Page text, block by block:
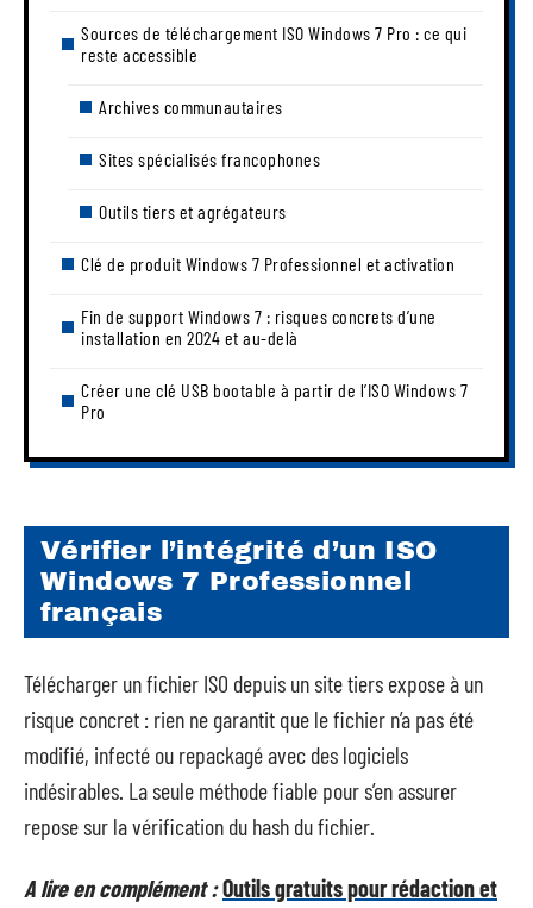
Sources de téléchargement ISO Windows 7 Pro : ce qui
reste accessible
Archives communautaires
Sites spécialisés francophones
Outils tiers et agrégateurs
Clé de produit Windows 7 Professionnel et activation
Fin de support Windows 7 : risques concrets d’une
installation en 2024 et au-delà
Créer une clé USB bootable à partir de l’ISO Windows 7
Pro
Vérifier l’intégrité d’un ISO
Windows 7 Professionnel
français
Télécharger un fichier ISO depuis un site tiers expose à un
risque concret : rien ne garantit que le fichier n’a pas été
modifié, infecté ou repackagé avec des logiciels
indésirables. La seule méthode fiable pour s’en assurer
repose sur la vérification du hash du fichier.
A lire en complément :Outils gratuits pour rédaction et